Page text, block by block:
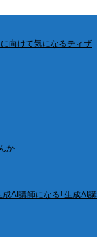
向けて気になるティザ
か
成AI講師になる! 生成AI講